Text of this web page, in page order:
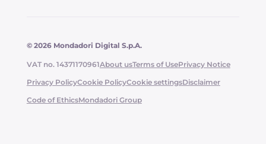
© 2026 Mondadori Digital S.p.A.
VAT no. 14371170961About usTerms of UsePrivacy Notice
Privacy PolicyCookie PolicyCookie settingsDisclaimer
Code of EthicsMondadori Group